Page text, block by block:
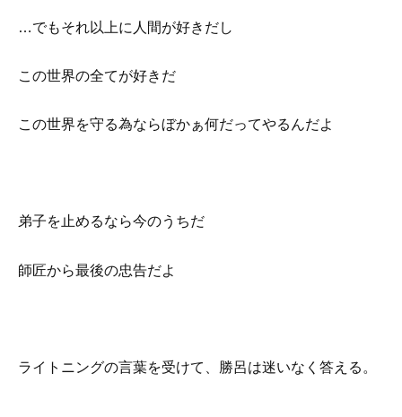
…でもそれ以上に人間が好きだし
この世界の全てが好きだ
この世界を守る為ならぼかぁ何だってやるんだよ
弟子を止めるなら今のうちだ
師匠から最後の忠告だよ
ライトニングの言葉を受けて、勝呂は迷いなく答える。